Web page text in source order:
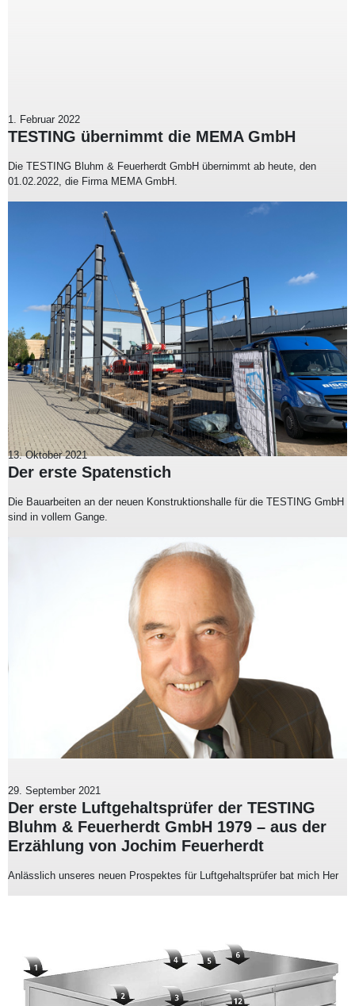
1. Februar 2022
TESTING übernimmt die MEMA GmbH
Die TESTING Bluhm & Feuerherdt GmbH übernimmt ab heute, den
01.02.2022, die Firma MEMA GmbH.
13. Oktober 2021
Der erste Spatenstich
Die Bauarbeiten an der neuen Konstruktionshalle für die TESTING GmbH
sind in vollem Gange.
29. September 2021
Der erste Luftgehaltsprüfer der TESTING
Bluhm & Feuerherdt GmbH 1979 – aus der
Erzählung von Jochim Feuerherdt
Anlässlich unseres neuen Prospektes für Luftgehaltsprüfer bat mich Her